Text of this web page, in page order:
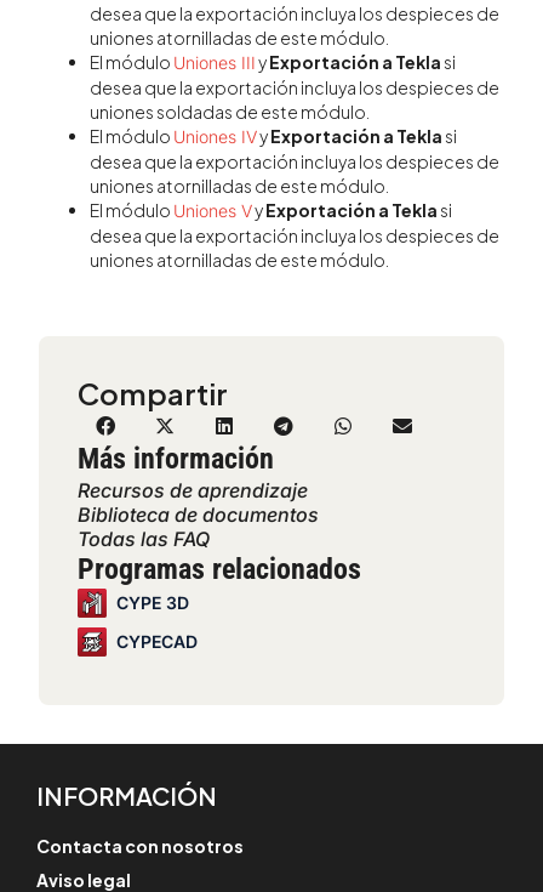
Compartir
Más información
Recursos de aprendizaje
Biblioteca de documentos
Todas las FAQ
Programas relacionados
CYPE 3D
CYPECAD
desea que la exportación incluya los despieces de
uniones atornilladas de este módulo.
El módulo Uniones IIIyExportación a Tekla si
desea que la exportación incluya los despieces de
uniones soldadas de este módulo.
El módulo Uniones IVyExportación a Tekla si
desea que la exportación incluya los despieces de
uniones atornilladas de este módulo.
El módulo Uniones VyExportación a Tekla si
desea que la exportación incluya los despieces de
uniones atornilladas de este módulo.
INFORMACIÓN
Contacta con nosotros
Aviso legal